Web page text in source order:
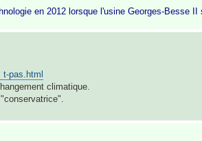
en 2012 lorsque l'usine Georges-Besse
pas.html
climatique.